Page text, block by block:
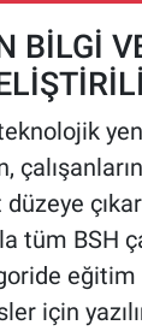
BİLGİ
tüm BSH
eğitim
için